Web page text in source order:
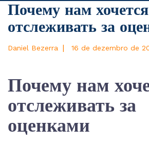
Почему нам хочется
отслеживать за
Daniel Bezerra | 16 de dezembro de
Почему нам
отслеживать за
оценками